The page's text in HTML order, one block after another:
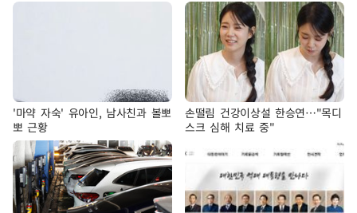
'마약 자숙' 유아인, 남사친과 볼뽀
뽀 근황
손떨림 건강이상설 한승연…"목디
스크 심해 치료 중"